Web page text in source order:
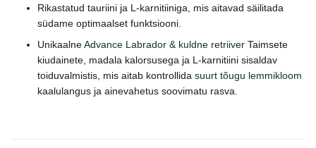
Rikastatud tauriini ja L-karnitiiniga, mis aitavad säilitada
südame optimaalset funktsiooni.
UnikaalneAdvance Labrador & kuldne retriiverTaimsete
kiudainete, madala kalorsusega ja L-karnitiini sisaldav
toiduvalmistis, mis aitab kontrollida suurt tõugu lemmikloom
kaalulangus ja ainevahetus soovimatu rasva.